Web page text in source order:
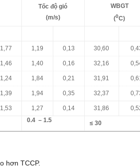
Tốc độ gió
(m/s)
WBGT
(0C)
1,77 1,19 0,13 30,60
1,46 1,40 0,16 32,16
1,24 1,84 0,21 31,91
1,39 1,94 0,35 32,37
1,53 1,27 0,14 31,86
0.4 – 1.5 ≤ 30
hơn TCCP.